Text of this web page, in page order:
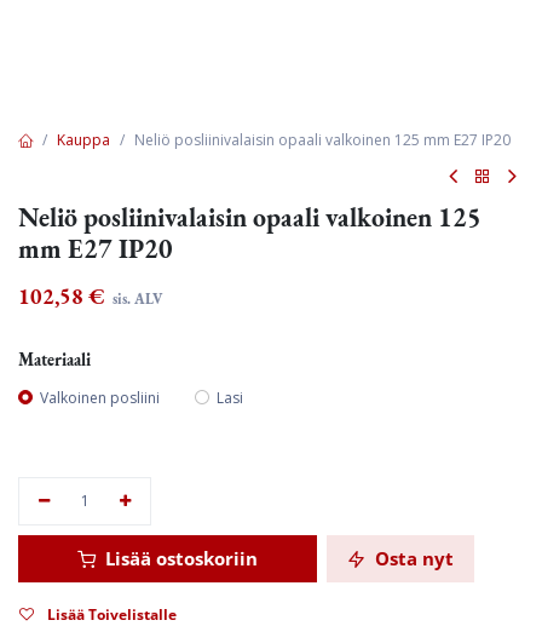
Kauppa Neliö posliinivalaisin opaali valkoinen 125 mm E27 IP20
Neliö posliinivalaisin opaali valkoinen 125
mm E27 IP20
102,58 € sis. ALV
Materiaali
Valkoinen posliini Lasi
Lisää ostoskoriin Osta nyt
Lisää Toivelistalle